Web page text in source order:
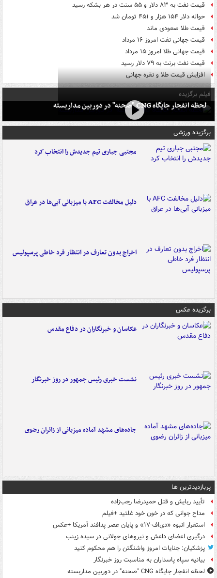
قیمت نفت به ۸۳ دلار و ۵۵ سنت در هر بشکه رسید
حواله دلار ۱۵۴ هزار و ۴۵۱ تومان شد
قیمت طلا صعودی ماند
قیمت جهانی نفت امروز ۱۶ مرداد
قیمت جهانی طلا امروز ۱۵ مرداد
قیمت نفت برنت به ۷۹ دلار رسید
افزایش قیمت طلا و نقره جهانی
فیلم برگزیده
لحظه انفجار جایگاه CNG "صحنه" در دوربین مداربسته
برگزیده ورزشی
مجتبی جباری تیم جدیدش را انتخاب کرد
دلیل مخالفت AFC با میزبانی آبی‌ها در عراق
اخراج بدون تعارف در انتظار فرد خاطی پرسپولیس
برگزیده عکس
عکاسان و خبرنگاران در دفاع مقدس
نشست خبری رئیس جمهور در روز خبرنگار
جاده‌های مشهد آماده میزبانی از زائران رضوی
پربازدیدترین ها
تأیید ربایش و قتل حمیدرضا رجب‌زاده
مداح جوانی که در خون خود غلتید +فیلم
استقرار انبوه «دی‌اف‑۱۷» و پایان عصر پدافند آمریکا +عکس
درگیری اعضای داعش و نیروهای جولانی در سیده زینب
پزشکیان: جنایات امروز واشنگتن را هم محکوم کنید
بیانیه سپاه پاسداران به مناسبت روز خبرنگار
لحظه انفجار جایگاه CNG "صحنه" در دوربین مداربسته